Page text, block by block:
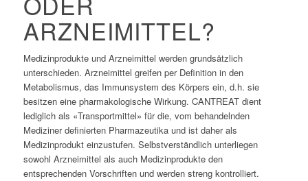
ARZNEIMITTEL?
Medizinprodukte und Arzneimittel werden grundsätzlich
unterschieden. Arzneimittel greifen per Definition in den
Metabolismus, das Immunsystem des Körpers ein, d.h. sie
besitzen eine pharmakologische Wirkung. CANTREAT dient
lediglich als «Transportmittel» für die, vom behandelnden
Mediziner definierten Pharmazeutika und ist daher als
Medizinprodukt einzustufen. Selbstverständlich unterliegen
sowohl Arzneimittel als auch Medizinprodukte den
entsprechenden Vorschriften und werden streng kontrolliert.